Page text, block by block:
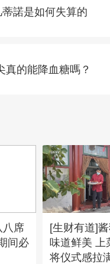
蒂諾是如何失算的
真的能降血糖嗎？
八席
间必
[生财有道]
味道鲜美 上
将仪式感拉